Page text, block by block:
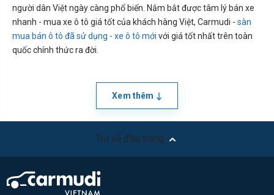
người dân Việt ngày càng phổ biến. Nắm bắt được tâm lý bán xe
nhanh - mua xe ô tô giá tốt của khách hàng Việt, Carmudi - sàn
mua bán ô tô đã sử dụng - xe ô tô mới với giá tốt nhất trên toàn
quốc chính thức ra đời.
Xem thêm
Trở về đầu trang